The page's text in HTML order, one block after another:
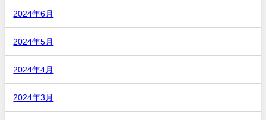
2024年6月
2024年5月
2024年4月
2024年3月